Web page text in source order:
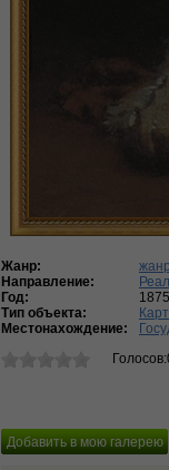
Жанр:
Направление:
Год:
1875
Тип объекта:
Местонахождение: